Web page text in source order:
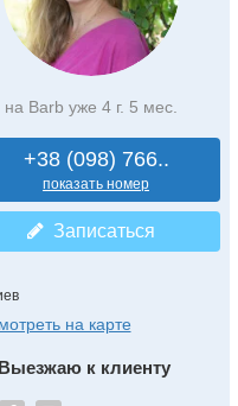
на Barb уже 4 г. 5 мес.
+38 (098) 766..
показать номер
Записаться
на карте
к клиенту